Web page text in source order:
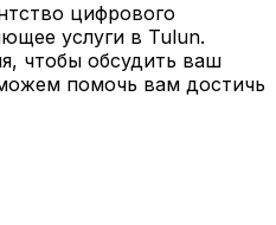
цифрового
услуги в Tulun.
чтобы обсудить ваш
помочь вам достичь